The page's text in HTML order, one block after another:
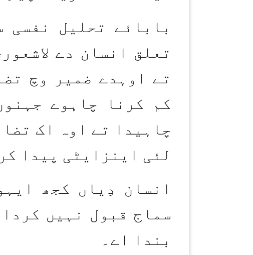
بابائے تحلیل
تعلق انسان دے
تے اوہدے ضمیر وچ
کم کرنا چاہوے
چاہیدا تے اوہ اک
لئی اینزایٹی پیدا
انسان دِیاں کجھ
سماج قبول نہیں
بندا اے۔